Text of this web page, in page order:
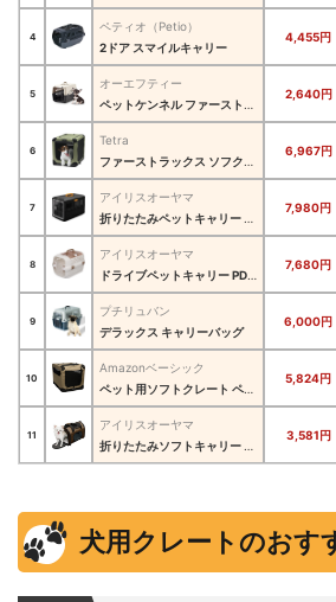
4
ペティオ（Petio）
2ドア スマイルキャリー
4,455円
5
オーエフティー
ペットケンネル ファーストクラス L45
2,640円
6
Tetra
ファーストラックス ソフクレート n2
6,967円
7
アイリスオーヤマ
折りたたみペットキャリー FC-670
7,980円
8
アイリスオーヤマ
ドライブペットキャリー PDPC-600
7,680円
9
プチリュバン
デラックス キャリーバッグ
6,000円
10
Amazonベーシック
ペット用ソフトクレート ペットキャリー 折りたたみ式 ‎12002-26
5,824円
11
アイリスオーヤマ
折りたたみソフトキャリー POTC-410A
3,581円
犬用クレートのおす